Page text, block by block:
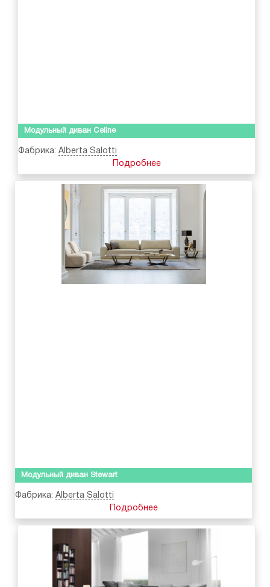
Модульный диван Celine
Фабрика: Alberta Salotti
Подробнее
Модульный диван Stewart
Фабрика: Alberta Salotti
Подробнее